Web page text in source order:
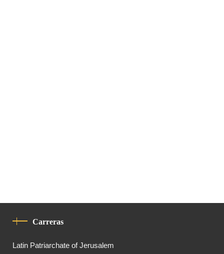
Carreras
Latin Patriarchate of Jerusalem